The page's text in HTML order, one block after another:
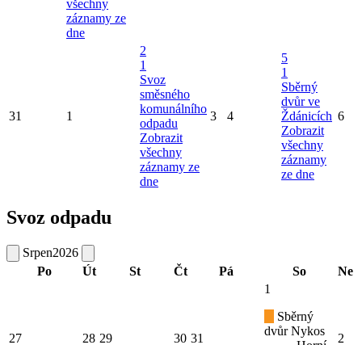
všechny
záznamy ze
dne
31 1
2
1
Svoz
směsného
komunálního
odpadu
Zobrazit
všechny
záznamy ze
dne
3 4
5
1
Sběrný
dvůr ve
Ždánicích
Zobrazit
všechny
záznamy
ze dne
6
Svoz odpadu
Srpen2026
Po
Út St Čt Pá So Ne
27 28 29 30 31
1
Sběrný
dvůr Nykos
2